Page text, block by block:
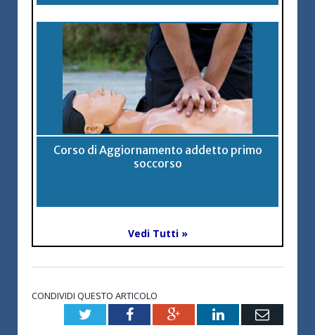
Corso di Aggiornamento addetto primo
soccorso
Vedi Tutti »
CONDIVIDI QUESTO ARTICOLO
TwitterFacebookGoogle+LinkedInEmail